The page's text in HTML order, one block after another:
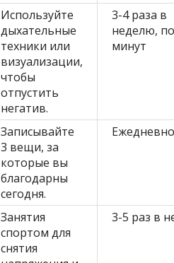
Используйте
дыхательные
техники или
визуализации,
чтобы
отпустить
негатив.
3-4 раза в
неделю,
минут
Записывайте
3 вещи, за
которые вы
благодарны
сегодня.
Занятия
спортом для
снятия
3-5 раз в